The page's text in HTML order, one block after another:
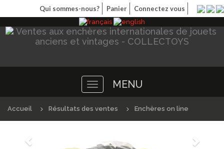
Qui sommes-nous? Panier Connectez vous
Toggle
navigation
MENU
Accueil Résultats des ventes Enchères on line
Précédént